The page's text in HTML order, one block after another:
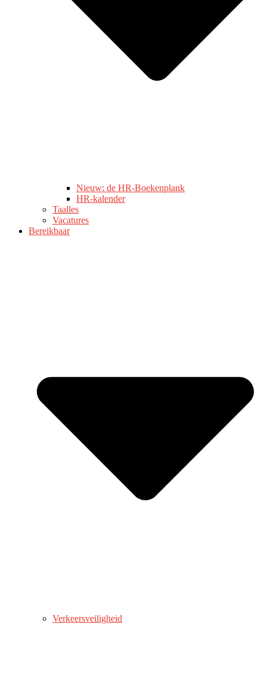
Nieuw: de HR-Boekenplank
HR-kalender
Taalles
Vacatures
Bereikbaar
Verkeersveiligheid